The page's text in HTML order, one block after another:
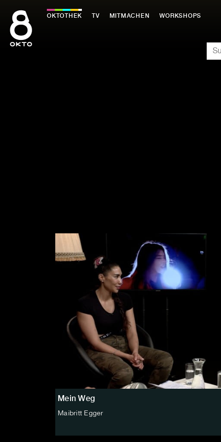
Inhalt
springen
OKTOTHEK TV MITMACHEN WORKSHOPS
Mein Weg
Maibritt Egger